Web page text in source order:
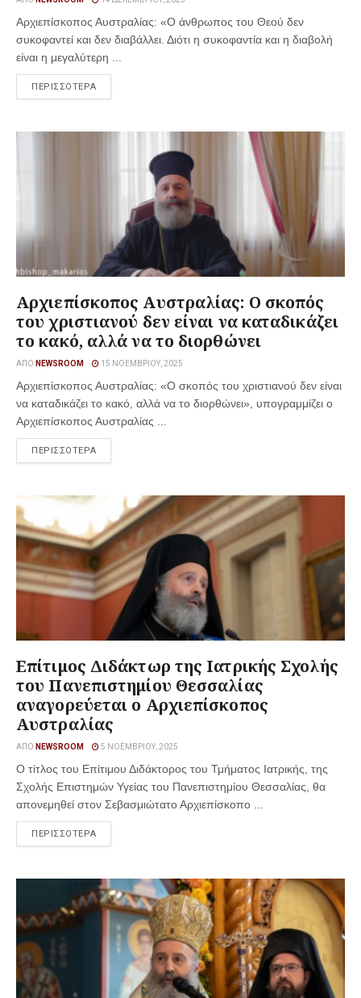
Αρχιεπίσκοπος Αυστραλίας: «Ο άνθρωπος του Θεού δεν
συκοφαντεί και δεν διαβάλλει. Διότι η συκοφαντία και η διαβολή
είναι η μεγαλύτερη ...
ΠΕΡΙΣΣΟΤΕΡΑ
Αρχιεπίσκοπος Αυστραλίας: Ο σκοπός
του χριστιανού δεν είναι να καταδικάζει
το κακό, αλλά να το διορθώνει
ΑΠΌ NEWSROOM 15 ΝΟΕΜΒΡΊΟΥ, 2025
Αρχιεπίσκοπος Αυστραλίας: «Ο σκοπός του χριστιανού δεν είναι
να καταδικάζει το κακό, αλλά να το διορθώνει», υπογραμμίζει ο
Αρχιεπίσκοπος Αυστραλίας ...
ΠΕΡΙΣΣΟΤΕΡΑ
Επίτιμος Διδάκτωρ της Ιατρικής Σχολής
του Πανεπιστημίου Θεσσαλίας
αναγορεύεται ο Αρχιεπίσκοπος
Αυστραλίας
ΑΠΌ NEWSROOM 5 ΝΟΕΜΒΡΊΟΥ, 2025
Ο τίτλος του Επίτιμου Διδάκτορος του Τμήματος Ιατρικής, της
Σχολής Επιστημών Υγείας του Πανεπιστημίου Θεσσαλίας, θα
απονεμηθεί στον Σεβασμιώτατο Αρχιεπίσκοπο ...
ΠΕΡΙΣΣΟΤΕΡΑ